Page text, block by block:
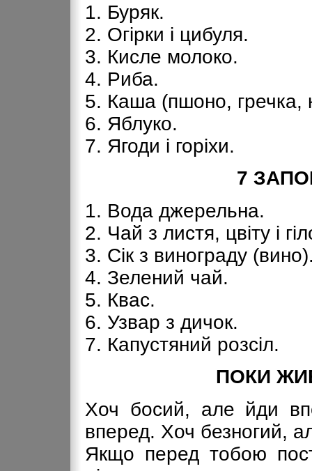
1. Буряк.
2. Огірки і цибуля.
3. Кисле молоко.
4. Риба.
5. Каша (пшоно, гречка,
6. Яблуко.
7. Ягоди і горіхи.
7
1. Вода джерельна.
2. Чай з листя, цвіту і
3. Сік з винограду
4. Зелений чай.
5. Квас.
6. Узвар з дичок.
7. Капустяний розсіл.
ПОКИ
Хоч босий, але йди
вперед. Хоч безногий,
Якщо перед тобою